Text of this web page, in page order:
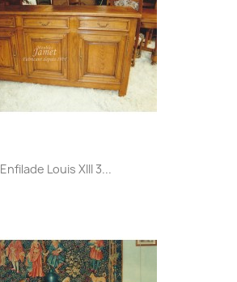
Enfilade Louis XIII 3...